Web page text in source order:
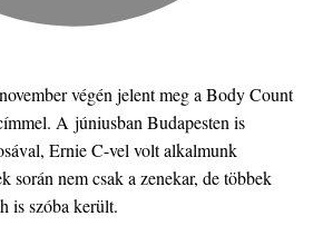
végén jelent meg a Body Count
A júniusban Budapesten is
Ernie C-vel volt alkalmunk
során nem csak a zenekar, de többek
is szóba került.